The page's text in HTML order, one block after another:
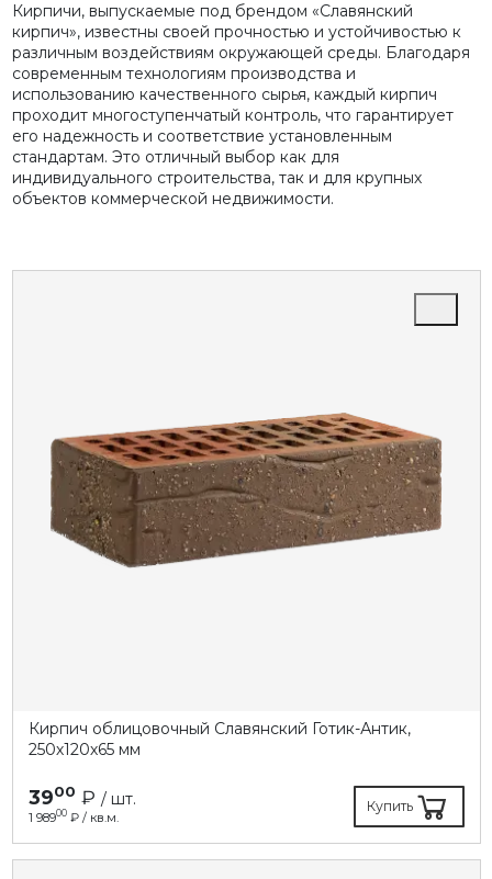
Кирпичи, выпускаемые под брендом «Славянский
кирпич», известны своей прочностью и устойчивостью к
различным воздействиям окружающей среды. Благодаря
современным технологиям производства и
использованию качественного сырья, каждый кирпич
проходит многоступенчатый контроль, что гарантирует
его надежность и соответствие установленным
стандартам. Это отличный выбор как для
индивидуального строительства, так и для крупных
объектов коммерческой недвижимости.
Кирпич облицовочный Славянский Готик-Антик,
250х120х65 мм
3900 ₽ / шт.
1 98900₽ / кв.м.
Купить